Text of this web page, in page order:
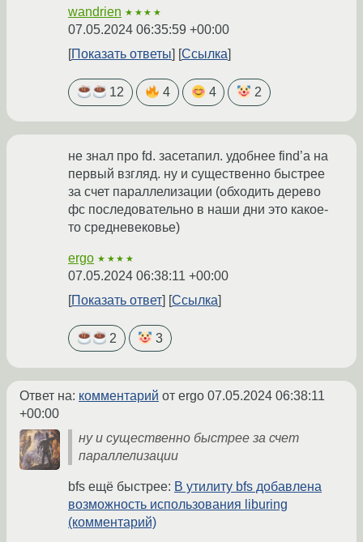
wandrien ★★★★
07.05.2024 06:35:59 +00:00
Показать ответы
Ссылка
12 4 4 2
не знал про fd. засетапил. удобнее find’a на
первый взгляд. ну и существенно быстрее
за счет параллелизации (обходить дерево
фс последовательно в наши дни это какое-
то средневековье)
ergo ★★★★
07.05.2024 06:38:11 +00:00
Показать ответ
Ссылка
2 3
Ответ на: комментарий от ergo 07.05.2024 06:38:11
+00:00
ну и существенно быстрее за счет
параллелизации
bfs ещё быстрее: В утилиту bfs добавлена
возможность использования liburing
(комментарий)